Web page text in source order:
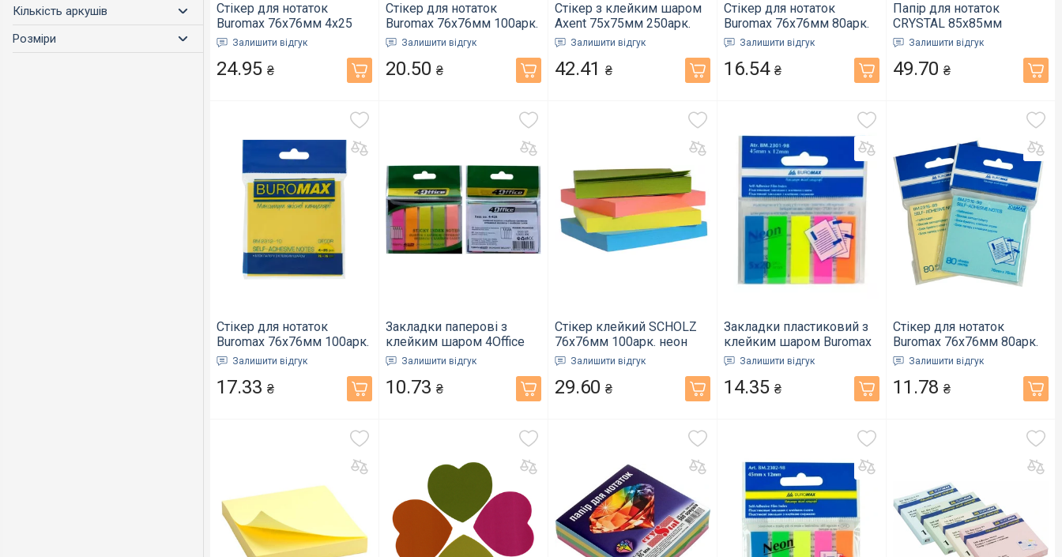
Кількість аркушів
Розміри
Стікер для нотаток
Buromax 76х76мм 4х25
100арк. NEON (BM.2312-
Залишити відгук
24.95 ₴
Стікер для нотаток
Buromax 76х76мм 100арк.
NEON асорті (BM.2312-98)
Залишити відгук
20.50 ₴
Стікер з клейким шаром
Axent 75x75мм 250арк.
куб пастель (D3350)
Залишити відгук
42.41 ₴
Стікер для нотаток
Buromax 76х76мм 80арк.
NEON асорті (BM.2316-98)
Залишити відгук
16.54 ₴
Папір для нотаток
CRYSTAL 85х85мм
400арк. 4 кольори
веселка не клеєний
(33.10)
Залишити відгук
49.70 ₴
Стікер для нотаток
Buromax 76х76мм 100арк.
асорті (BM.2312-10)
Залишити відгук
17.33 ₴
Закладки паперові з
клейким шаром 4Office
12х50мм 5х30 арк. неон
4-428 (03080520)
Залишити відгук
10.73 ₴
Стікер клейкий SCHOLZ
76х76мм 100арк. неон
колір в асортименті 8068
Залишити відгук
29.60 ₴
Закладки пластиковий з
клейким шаром Buromax
45x12мм 5х20арк. NEON
JOBMAX асорті (BM.2301-
98)
Залишити відгук
14.35 ₴
Стікер для нотаток
Buromax 76х76мм 80арк.
JOBMAX асорті (BM.2316-
Залишити відгук
11.78 ₴